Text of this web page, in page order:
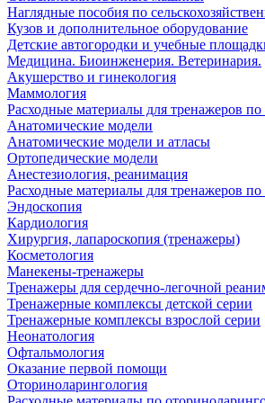
Наглядные пособия по
Кузов и дополнительное оборудование
Детские автогородки и учебные
Медицина. Биоинженерия. Ветеринария.
Акушерство и гинекология
Маммология
Расходные материалы для тренажеров
Анатомические модели
Анатомические модели и атласы
Ортопедические модели
Анестезиология, реанимация
Расходные материалы для тренажеров
Эндоскопия
Кардиология
Хирургия, лапароскопия (тренажеры)
Косметология
Манекены-тренажеры
Тренажеры для сердечно-легочной
Тренажерные комплексы детской серии
Тренажерные комплексы взрослой серии
Неонатология
Офтальмология
Оказание первой помощи
Оториноларингология